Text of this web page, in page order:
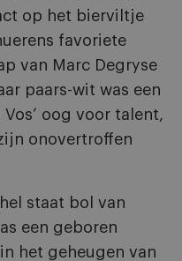
op het bierviltje
favoriete
van Marc Degryse
paars-wit was een
oog voor talent,
onovertroffen
staat bol van
een geboren
het geheugen van